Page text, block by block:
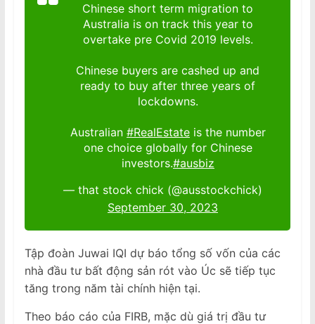
Chinese short term migration to
Australia is on track this year to
overtake pre Covid 2019 levels.
Chinese buyers are cashed up and
ready to buy after three years of
lockdowns.
Australian #RealEstateis the number
one choice globally for Chinese
investors.#ausbiz
— that stock chick (@ausstockchick)
September 30, 2023
Tập đoàn Juwai IQI dự báo tổng số vốn của các
nhà đầu tư bất động sản rót vào Úc sẽ tiếp tục
tăng trong năm tài chính hiện tại.
Theo báo cáo của FIRB, mặc dù giá trị đầu tư